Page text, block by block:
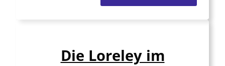
Fahrt
Die Loreley im